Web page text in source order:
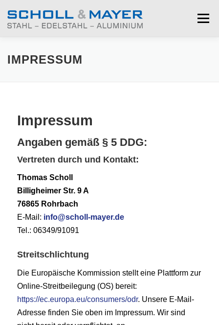
Menü
LEISTUNGEN ÜBER UNS
IMPRESSUM
Impressum
Angaben gemäß § 5 DDG:
Vertreten durch und Kontakt:
Thomas Scholl
Billigheimer Str. 9 A
76865 Rohrbach
E-Mail: info@scholl-mayer.de
Tel.: 06349/91091
Streitschlichtung
Die Europäische Kommission stellt eine Plattform zur
Online-Streitbeilegung (OS) bereit:
https://ec.europa.eu/consumers/odr. Unsere E-Mail-
Adresse finden Sie oben im Impressum. Wir sind